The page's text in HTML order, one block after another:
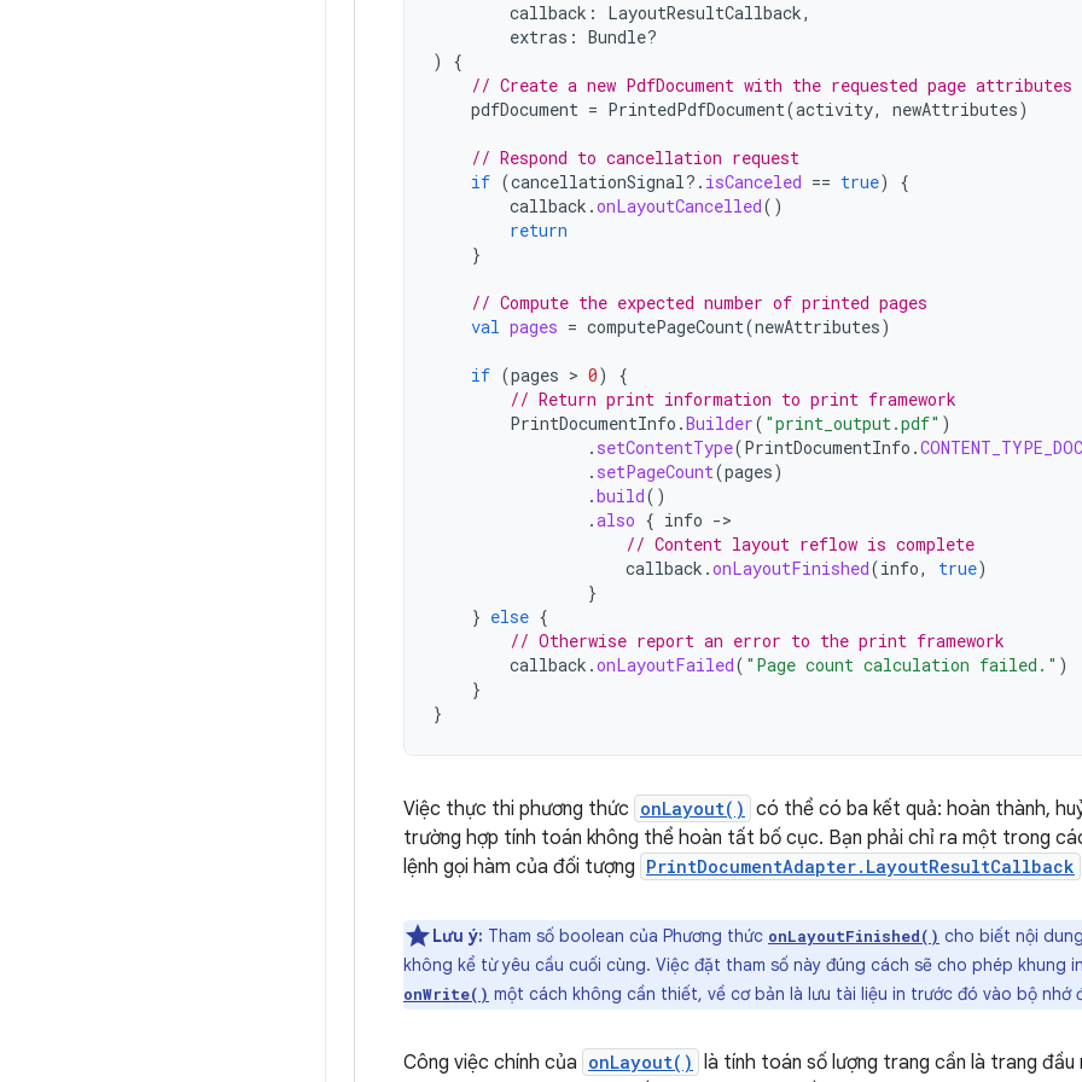
callback : LayoutResultCallback,
extras : Bundle?
)
{
// Create a new PdfDocument with the requested page attributes
pdfDocument = PrintedPdfDocument(activity, newAttributes)
// Respond to cancellation request
if (cancellationSignal?. isCanceled == true)
{
callback .onLayoutCancelled()
return
}
// Compute the expected number of printed pages
val pages = computePageCount(newAttributes)
if (pages > 0)
{
// Return print information to print framework
PrintDocumentInfo .Builder( "print_output.pdf" )
. setContentType(PrintDocumentInfo .
. setPageCount(pages)
.build()
.also { info -
// Content layout reflow is complete
callback .onLayoutFinished(info, true)
}
} else {
// Otherwise report an error to the print framework
callback .onLayoutFailed( "Page count calculation failed." )
}
}
Việc thực thi phương thức onLayout() có thể có ba kết quả: hoàn thành,
trường hợp tính toán không thể hoàn tất bố cục. Bạn phải chỉ ra một trong
lệnh gọi hàm của đối tượng PrintDocumentAdapter.LayoutResultCallback
Lưu ý: Tham số boolean của Phương thức onLayoutFinished() cho biết nội
không kể từ yêu cầu cuối cùng. Việc đặt tham số này đúng cách sẽ cho phép khung
onWrite() một cách không cần thiết, về cơ bản là lưu tài liệu in trước đó vào bộ nhớ
Công việc chính của onLayout() là tính toán số lượng trang cần là trang